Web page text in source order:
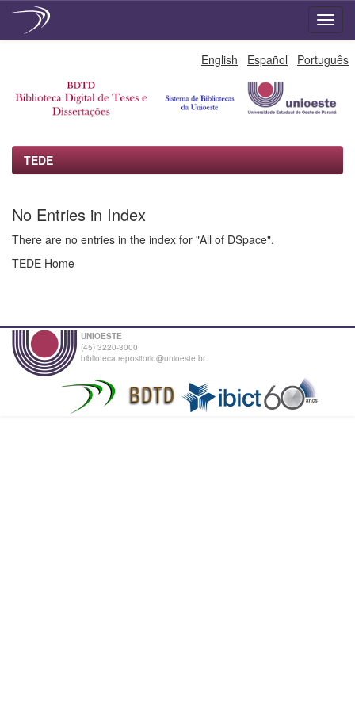
English Español Português
TEDE
No Entries in Index
There are no entries in the index for "All of DSpace".
TEDE Home
UNIOESTE
(45) 3220-3000
biblioteca.repositorio@unioeste.br